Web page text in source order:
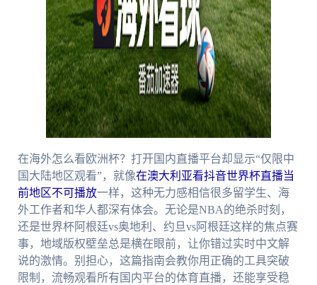
在海外怎么看欧洲杯？打开国内直播平台却显示“仅限中
国大陆地区观看”，就像在澳大利亚看抖音世界杯直播当
前地区不可播放一样，这种无力感相信很多留学生、海
外工作者和华人都深有体会。无论是NBA的绝杀时刻，
还是世界杯阿根廷vs奥地利、约旦vs阿根廷这样的焦点赛
事，地域版权壁垒总是横在眼前，让你错过实时中文解
说的激情。别担心，这篇指南会教你用正确的工具突破
限制，流畅观看所有国内平台的体育直播，还能享受稳